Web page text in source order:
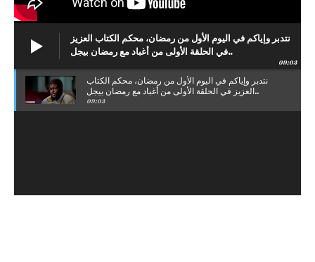
نتدبر وإياكم في اليوم الأول من رمضان، محكم الكتاب العزيز
في الحلقة الأولى من أغباد مع رمضان بيجل..
09:03
نتدبر وإياكم في اليوم الأول من رمضان، محكم الكتاب
العزيز في الحلقة الأولى من أغباد مع رمضان بيجل..
09:03